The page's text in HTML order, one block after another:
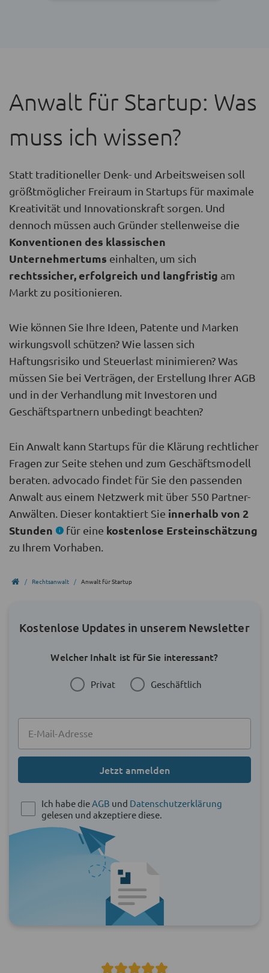
Anwalt für Startup: Was
muss ich wissen?
Statt traditioneller Denk- und Arbeitsweisen soll
größtmöglicher Freiraum in Startups für maximale
Kreativität und Innovationskraft sorgen. Und
dennoch müssen auch Gründer stellenweise die
Konventionen des klassischen
Unternehmertums einhalten, um sich
rechtssicher, erfolgreich und langfristig am
Markt zu positionieren.
Wie können Sie Ihre Ideen, Patente und Marken
wirkungsvoll schützen? Wie lassen sich
Haftungsrisiko und Steuerlast minimieren? Was
müssen Sie bei Verträgen, der Erstellung Ihrer AGB
und in der Verhandlung mit Investoren und
Geschäftspartnern unbedingt beachten?
Ein Anwalt kann Startups für die Klärung rechtlicher
Fragen zur Seite stehen und zum Geschäftsmodell
beraten. advocado findet für Sie den passenden
Anwalt aus einem Netzwerk mit über 550 Partner-
Anwälten. Dieser kontaktiert Sie innerhalb von 2
Stunden
für eine kostenlose Ersteinschätzung
zu Ihrem Vorhaben.
Rechtsanwalt Anwalt für Startup
Kostenlose Updates in unserem Newsletter
Welcher Inhalt ist für Sie interessant?
Privat Geschäftlich
Jetzt anmelden
Ich habe die AGB und Datenschutzerklärung
gelesen und akzeptiere diese.